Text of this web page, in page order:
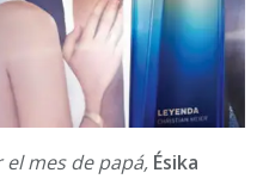
mes de papá, Ésika